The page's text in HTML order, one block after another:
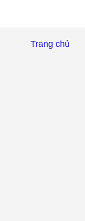
Trang chủ